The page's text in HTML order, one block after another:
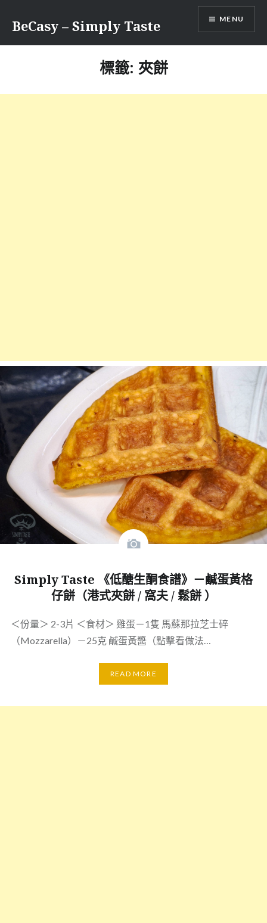
BeCasy – Simply Taste MENU
標籤: 夾餅
Simply Taste 《低醣生酮食譜》－鹹蛋黃格
仔餅（港式夾餅 / 窩夫 / 鬆餅 ）
＜份量＞ 2-3片 ＜食材＞ 雞蛋－1隻 馬蘇那拉芝士碎
（Mozzarella）－25克 鹹蛋黃醬（點擊看做法…
READ MORE